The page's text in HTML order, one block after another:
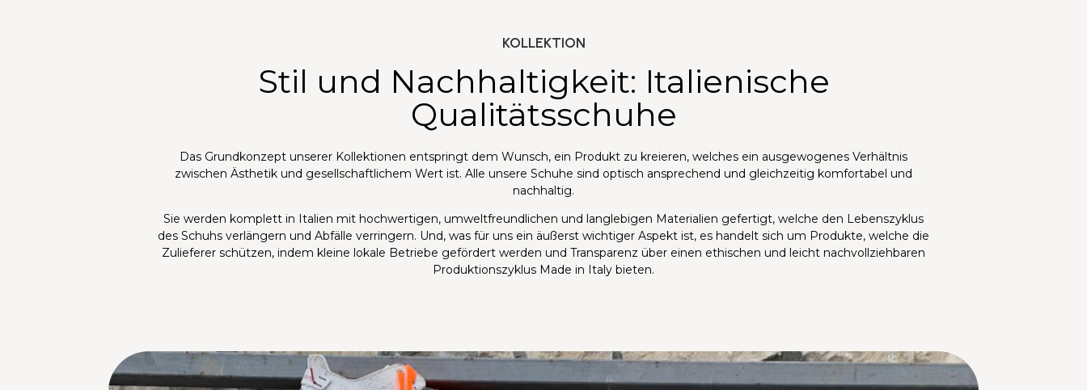
KOLLEKTION
Stil und Nachhaltigkeit: Italienische
Qualitätsschuhe
Das Grundkonzept unserer Kollektionen entspringt dem Wunsch, ein Produkt zu kreieren, welches ein ausgewogenes Verhältnis
zwischen Ästhetik und gesellschaftlichem Wert ist. Alle unsere Schuhe sind optisch ansprechend und gleichzeitig komfortabel und
nachhaltig.
Sie werden komplett in Italien mit hochwertigen, umweltfreundlichen und langlebigen Materialien gefertigt, welche den Lebenszyklus
des Schuhs verlängern und Abfälle verringern. Und, was für uns ein äußerst wichtiger Aspekt ist, es handelt sich um Produkte, welche die
Zulieferer schützen, indem kleine lokale Betriebe gefördert werden und Transparenz über einen ethischen und leicht nachvollziehbaren
Produktionszyklus Made in Italy bieten.